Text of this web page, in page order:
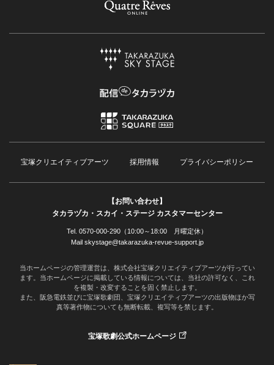
宝塚クリエイティブアーツ 採用情報 プライバシーポリシー
【お問い合わせ】
タカラヅカ・スカイ・ステージ カスタマーセンター
Tel. 0570-000-290（10:00～18:00 月曜定休）
Mail skystage@takarazuka-revue-support.jp
当ホームページの管理運営は、株式会社宝塚クリエイティブアーツが行ってい
ます。当ホームページに掲載している情報については、当社の許可なく、これ
を複製・改変することを固く禁止します。
また、阪急電鉄並びに宝塚歌劇団、宝塚クリエイティブアーツの出版物ほか写
真等著作物についても無断転載、複写等を禁じます。
宝塚歌劇公式ホームページ